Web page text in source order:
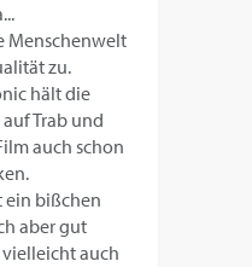
Menschenwelt
zu.
hält die
Trab und
auch schon
ein bißchen
aber gut
auch